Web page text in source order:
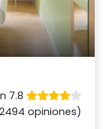
7.8
opiniones)